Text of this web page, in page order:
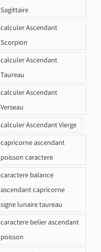
Sagittaire
calculer Ascendant
Scorpion
calculer Ascendant
Taureau
calculer Ascendant
Verseau
calculer Ascendant Vierge
capricorne ascendant
poisson caractere
caractere balance
ascendant capricorne
signe lunaire taureau
caractere belier ascendant
poisson